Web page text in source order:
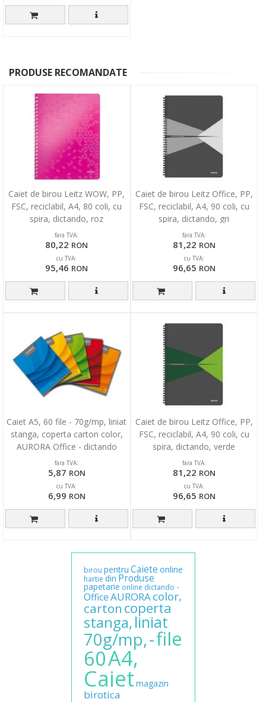
PRODUSE RECOMANDATE
Caiet de birou Leitz WOW, PP,
FSC, reciclabil, A4, 80 coli, cu
spira, dictando, roz
fara TVA:
80,22 RON
cu TVA:
95,46 RON
Caiet de birou Leitz Office, PP,
FSC, reciclabil, A4, 90 coli, cu
spira, dictando, gri
fara TVA:
81,22 RON
cu TVA:
96,65 RON
Caiet A5, 60 file - 70g/mp, liniat
stanga, coperta carton color,
AURORA Office - dictando
fara TVA:
5,87 RON
cu TVA:
6,99 RON
Caiet de birou Leitz Office, PP,
FSC, reciclabil, A4, 90 coli, cu
spira, dictando, verde
fara TVA:
81,22 RON
cu TVA:
96,65 RON
birou pentru Caiete online
hartie din Produse
papetarie online dictando -
OfficeAURORAcolor,
carton coperta
stanga,liniat
70g/mp,-file
60A4,
Caiet magazin
birotica